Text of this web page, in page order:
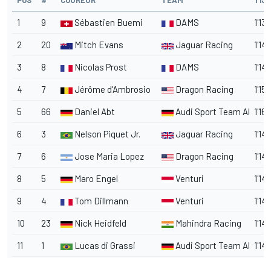
1 9 Sébastien Buemi DAMS
2 20 Mitch Evans Jaguar Racing
3 8 Nicolas Prost DAMS
4 7 Jérôme d'Ambrosio Dragon Racing
5 66 Daniel Abt Audi Sport Team Abt
6 3 Nelson Piquet Jr. Jaguar Racing
7 6 Jose Maria Lopez Dragon Racing
8 5 Maro Engel Venturi
9 4 Tom Dillmann Venturi
10 23 Nick Heidfeld Mahindra Racing
11 1 Lucas di Grassi Audi Sport Team Abt